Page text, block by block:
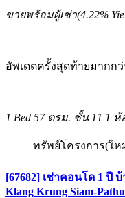
ขายพร้อมผู้เช่า(4.22%
อัพเดตครั้งสุดท้ายมากกว่
1 Bed 57 ตรม. ชั้น 11 1 ห้
ทรัพย์โครงการ(ให
[67682] เช่าคอนโด 1 ปี
Klang Krung Siam-